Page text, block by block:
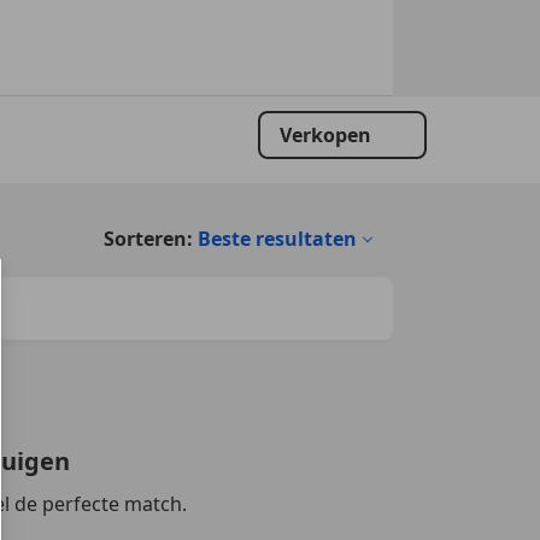
Verkopen
Sorteren: Beste resultaten
de perfecte match.